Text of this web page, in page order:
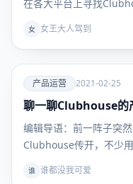
在各大平台上寻找
女 女王大人驾到
爱
产品运
产品运营 2021-02-25
聊一聊Clubhouse的
编辑导语：前一阵子突
Clubhouse传开，不少
谁 谁都没我可爱